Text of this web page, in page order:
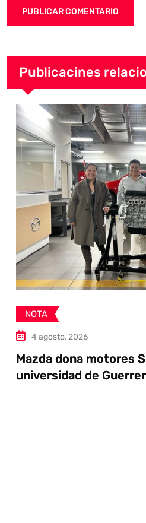
Publicacines
NOTA
4 agosto, 2026
Mazda dona motores
universidad de Guerrero